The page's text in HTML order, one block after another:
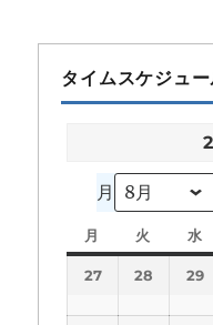
タイムスケジュ
月
月
曜
日
火
曜
日
水
日
27 28 29